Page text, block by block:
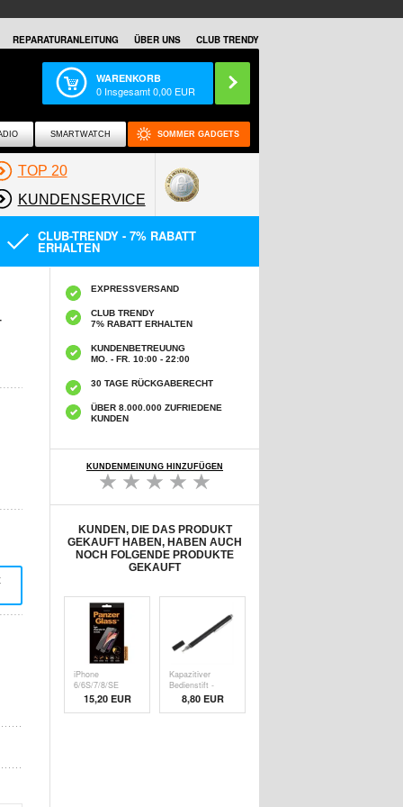
REPARATURANLEITUNG ÜBER UNS CLUB TRENDY
WARENKORB
0 Insgesamt0,00 EUR
SMARTWATCH SOMMER GADGETS
TOP 20
KUNDENSERVICE
CLUB-TRENDY - 7% RABATT
ERHALTEN
EXPRESSVERSAND
CLUB TRENDY
7% RABATT ERHALTEN
KUNDENBETREUUNG
MO. - FR. 10:00 - 22:00
30 TAGE RÜCKGABERECHT
ÜBER 8.000.000 ZUFRIEDENE
KUNDEN
KUNDENMEINUNG HINZUFÜGEN
KUNDEN, DIE DAS PRODUKT
GEKAUFT HABEN, HABEN AUCH
NOCH FOLGENDE PRODUKTE
GEKAUFT
iPhone
6/6S/7/8/SE
(2020)/SE (
15,20 EUR
Kapazitiver
Bedienstift -
Schw8,80 EUR